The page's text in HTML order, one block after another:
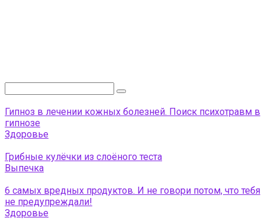
Гипноз в лечении кожных болезней. Поиск психотравм в
гипнозе
Здоровье
Грибные кулёчки из слоёного теста
Выпечка
6 самых вредных продуктов. И не говори потом, что тебя
не предупреждали!
Здоровье